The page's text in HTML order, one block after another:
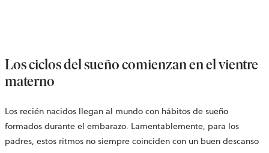
Los ciclos del sueño comienzan en el vientre
materno
Los recién nacidos llegan al mundo con hábitos de sueño
formados durante el embarazo. Lamentablemente, para los
padres, estos ritmos no siempre coinciden con un buen descanso